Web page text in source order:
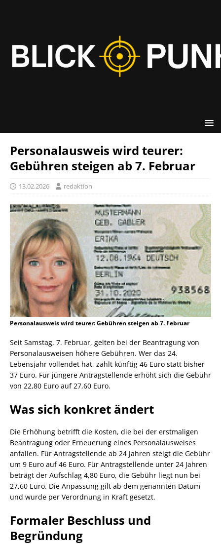
Personalausweis wird teurer:
Gebühren steigen ab 7. Februar
13.02.2026 redaktion
Personalausweis wird teurer: Gebühren steigen ab 7. Februar
Seit Samstag, 7. Februar, gelten bei der Beantragung von
Personalausweisen höhere Gebühren. Wer das 24.
Lebensjahr vollendet hat, zahlt künftig 46 Euro statt bisher
37 Euro. Für jüngere Antragstellende erhöht sich die Gebühr
von 22,80 Euro auf 27,60 Euro.
Was sich konkret ändert
Die Erhöhung betrifft die Kosten, die bei der erstmaligen
Beantragung oder Erneuerung eines Personalausweises
anfallen. Für Antragstellende ab 24 Jahren steigt die Gebühr
um 9 Euro auf 46 Euro. Für Antragstellende unter 24 Jahren
beträgt der Aufschlag 4,80 Euro, die Gebühr liegt nun bei
27,60 Euro. Die Anpassung gilt ab dem genannten Datum
und wurde per Verordnung in Kraft gesetzt.
Formaler Beschluss und
Begründung